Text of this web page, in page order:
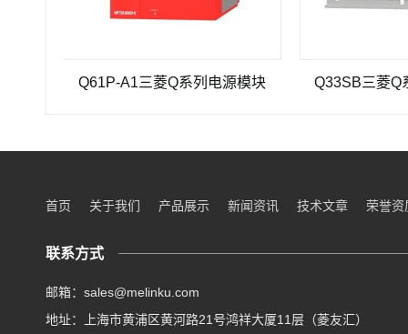
Q61P-A1三菱Q系列电源模块 Q33SB三菱Q系列
首页 关于我们 产品展示 新闻资讯 技术文章 荣誉资
联系方式
邮箱：sales@melinku.com
地址：上海市黄浦区黄河路21号鸿祥大厦11层（菱友汇）